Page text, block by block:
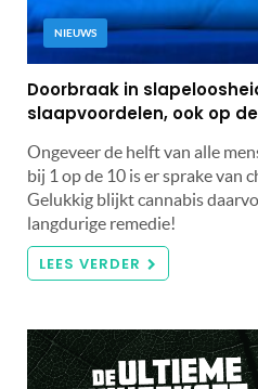
NIEUWS
Doorbraak in
slaapvoordelen, ook op
Ongeveer de helft van alle
bij 1 op de 10 is er sprake van
Gelukkig blijkt cannabis
langdurige remedie!
LEES VERDER